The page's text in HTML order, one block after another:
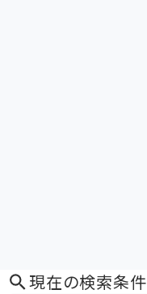
現在の検索条件